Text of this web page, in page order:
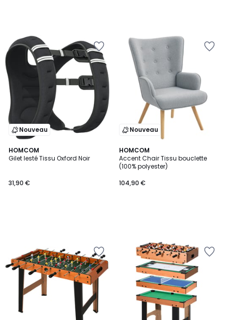
Nouveau
HOMCOM
Gilet lesté Tissu Oxford Noir
31,90 €
Nouveau
HOMCOM
Accent Chair Tissu bouclette
(100% polyester)
104,90 €